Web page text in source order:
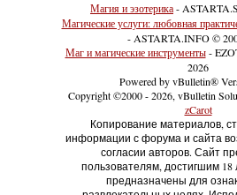
Магия и эзотерика-
Магические услуги: любовная
- ASTARTA.INFO ©
Маг и магические инструменты-
2026
Powered by vBulletin®
Copyright ©2000 - 2026, vBulletin
zCarot
Копирование материалов,
информации с форума и сайта
согласии авторов. Сайт
пользователям, достигшим
предназначены для